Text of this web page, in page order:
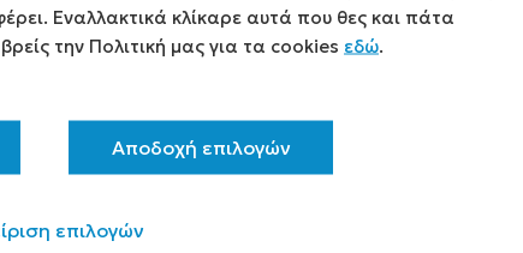
Εναλλακτικά κλίκαρε αυτά που θες και πάτα
την Πολιτική μας για τα cookies εδώ.
Αποδοχή επιλογών
επιλογών